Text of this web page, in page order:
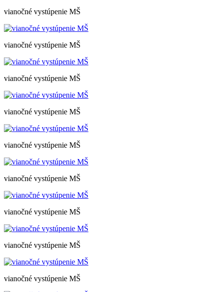
vianočné vystúpenie MŠ
vianočné vystúpenie MŠ
vianočné vystúpenie MŠ
vianočné vystúpenie MŠ
vianočné vystúpenie MŠ
vianočné vystúpenie MŠ
vianočné vystúpenie MŠ
vianočné vystúpenie MŠ
vianočné vystúpenie MŠ